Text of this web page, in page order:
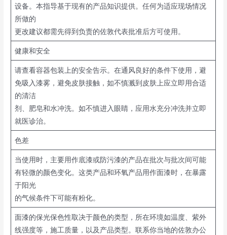
设备。本指导基于现有的产品知识提供。任何为适应现场情况
所做的
更改建议都需先得到负责的佐敦代表批准后方可使用。
健康和安全
请查看容器包装上的安全告示。在通风良好的条件下使用，避
免吸入漆雾，避免皮肤接触，如不慎溅到皮肤上应立即用合适
的清洁
剂、肥皂和水冲洗。如不慎进入眼睛，应用水充分冲洗并立即
就医诊治。
色差
当使用时，主要用作底漆或防污漆的产品在批次与批次间可能
有轻微的颜色变化。这类产品和环氧产品用作面漆时，在暴露
于阳光
的气候条件下可能有粉化。
面漆的保光保色性取决于颜色的类型，所在环境如温度、紫外
线强度等，施工质量，以及产品类型。联系你当地的佐敦办公